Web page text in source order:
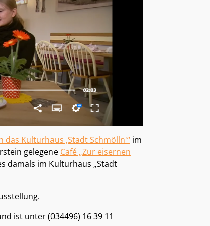
das Kulturhaus ‚Stadt Schmölln'“ im
gelegene Café „Zur eisernen
damals im Kulturhaus „Stadt
ist unter (034496) 16 39 11